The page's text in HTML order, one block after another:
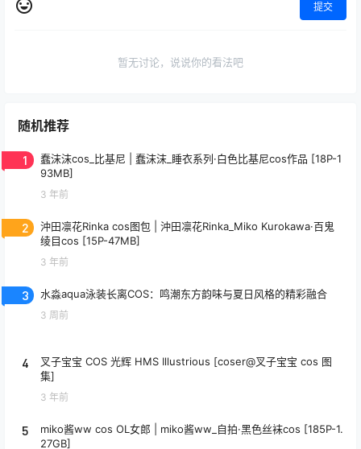
提交
暂无讨论，说说你的看法吧
随机推荐
1
蠢沫沫cos_比基尼 | 蠢沫沫_睡衣系列·白色比基尼cos作品 [18P-1
93MB]
3 年前
2
沖田凛花Rinka cos图包 | 沖田凛花Rinka_Miko Kurokawa·百鬼
绫目cos [15P-47MB]
3 年前
3 水淼aqua泳装长离COS：鸣潮东方韵味与夏日风格的精彩融合
3 周前
4
叉子宝宝 COS 光辉 HMS Illustrious [coser@叉子宝宝 cos 图
集]
3 年前
5
miko酱ww cos OL女郎 | miko酱ww_自拍·黑色丝袜cos [185P-1.
27GB]